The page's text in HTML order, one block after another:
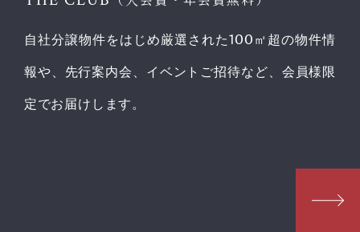
自社分譲物件をはじめ厳選された100㎡超の物件情
報や、先行案内会、イベントご招待など、会員様限
定でお届けします。